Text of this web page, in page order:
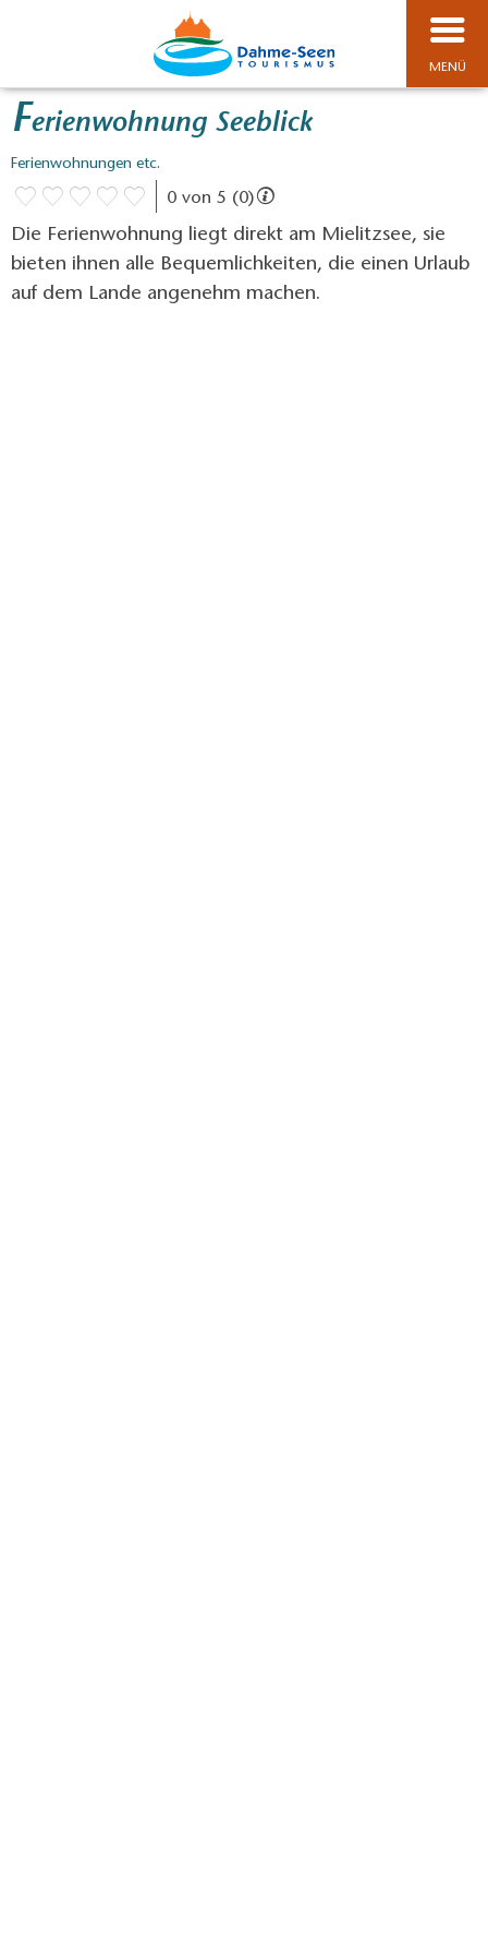
MENÜ
Ferienwohnung Seeblick
Ferienwohnungen etc.
0 von 5 (0)
Die Ferienwohnung liegt direkt am Mielitzsee, sie
bieten ihnen alle Bequemlichkeiten, die einen Urlaub
auf dem Lande angenehm machen.